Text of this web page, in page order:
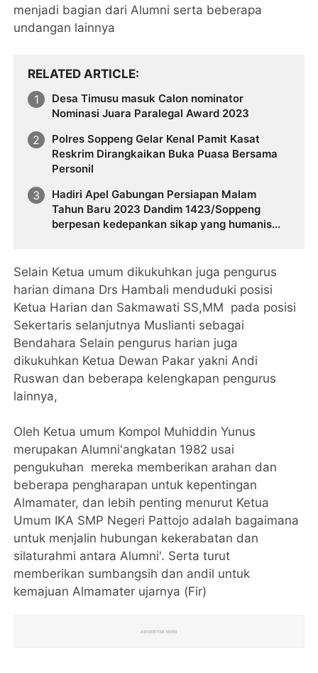
menjadi bagian dari Alumni serta beberapa
undangan lainnya
RELATED ARTICLE
Desa Timusu masuk Calon nominator
Nominasi Juara Paralegal Award 2023
Polres Soppeng Gelar Kenal Pamit Kasat
Reskrim Dirangkaikan Buka Puasa Bersama
Personil
Hadiri Apel Gabungan Persiapan Malam
Tahun Baru 2023 Dandim 1423/Soppeng
berpesan kedepankan sikap yang humanis
Selain Ketua umum dikukuhkan juga pengurus
harian dimana Drs Hambali menduduki posisi
Ketua Harian dan Sakmawati SS,MM pada posisi
Sekertaris selanjutnya Muslianti sebagai
Bendahara Selain pengurus harian juga
dikukuhkan Ketua Dewan Pakar yakni Andi
Ruswan dan beberapa kelengkapan pengurus
lainnya,
Oleh Ketua umum Kompol Muhiddin Yunus
merupakan Alumni'angkatan 1982 usai
pengukuhan mereka memberikan arahan dan
beberapa pengharapan untuk kepentingan
Almamater, dan lebih penting menurut Ketua
Umum IKA SMP Negeri Pattojo adalah bagaimana
untuk menjalin hubungan kekerabatan dan
silaturahmi antara Alumni'. Serta turut
memberikan sumbangsih dan andil untuk
kemajuan Almamater ujarnya (Fir)